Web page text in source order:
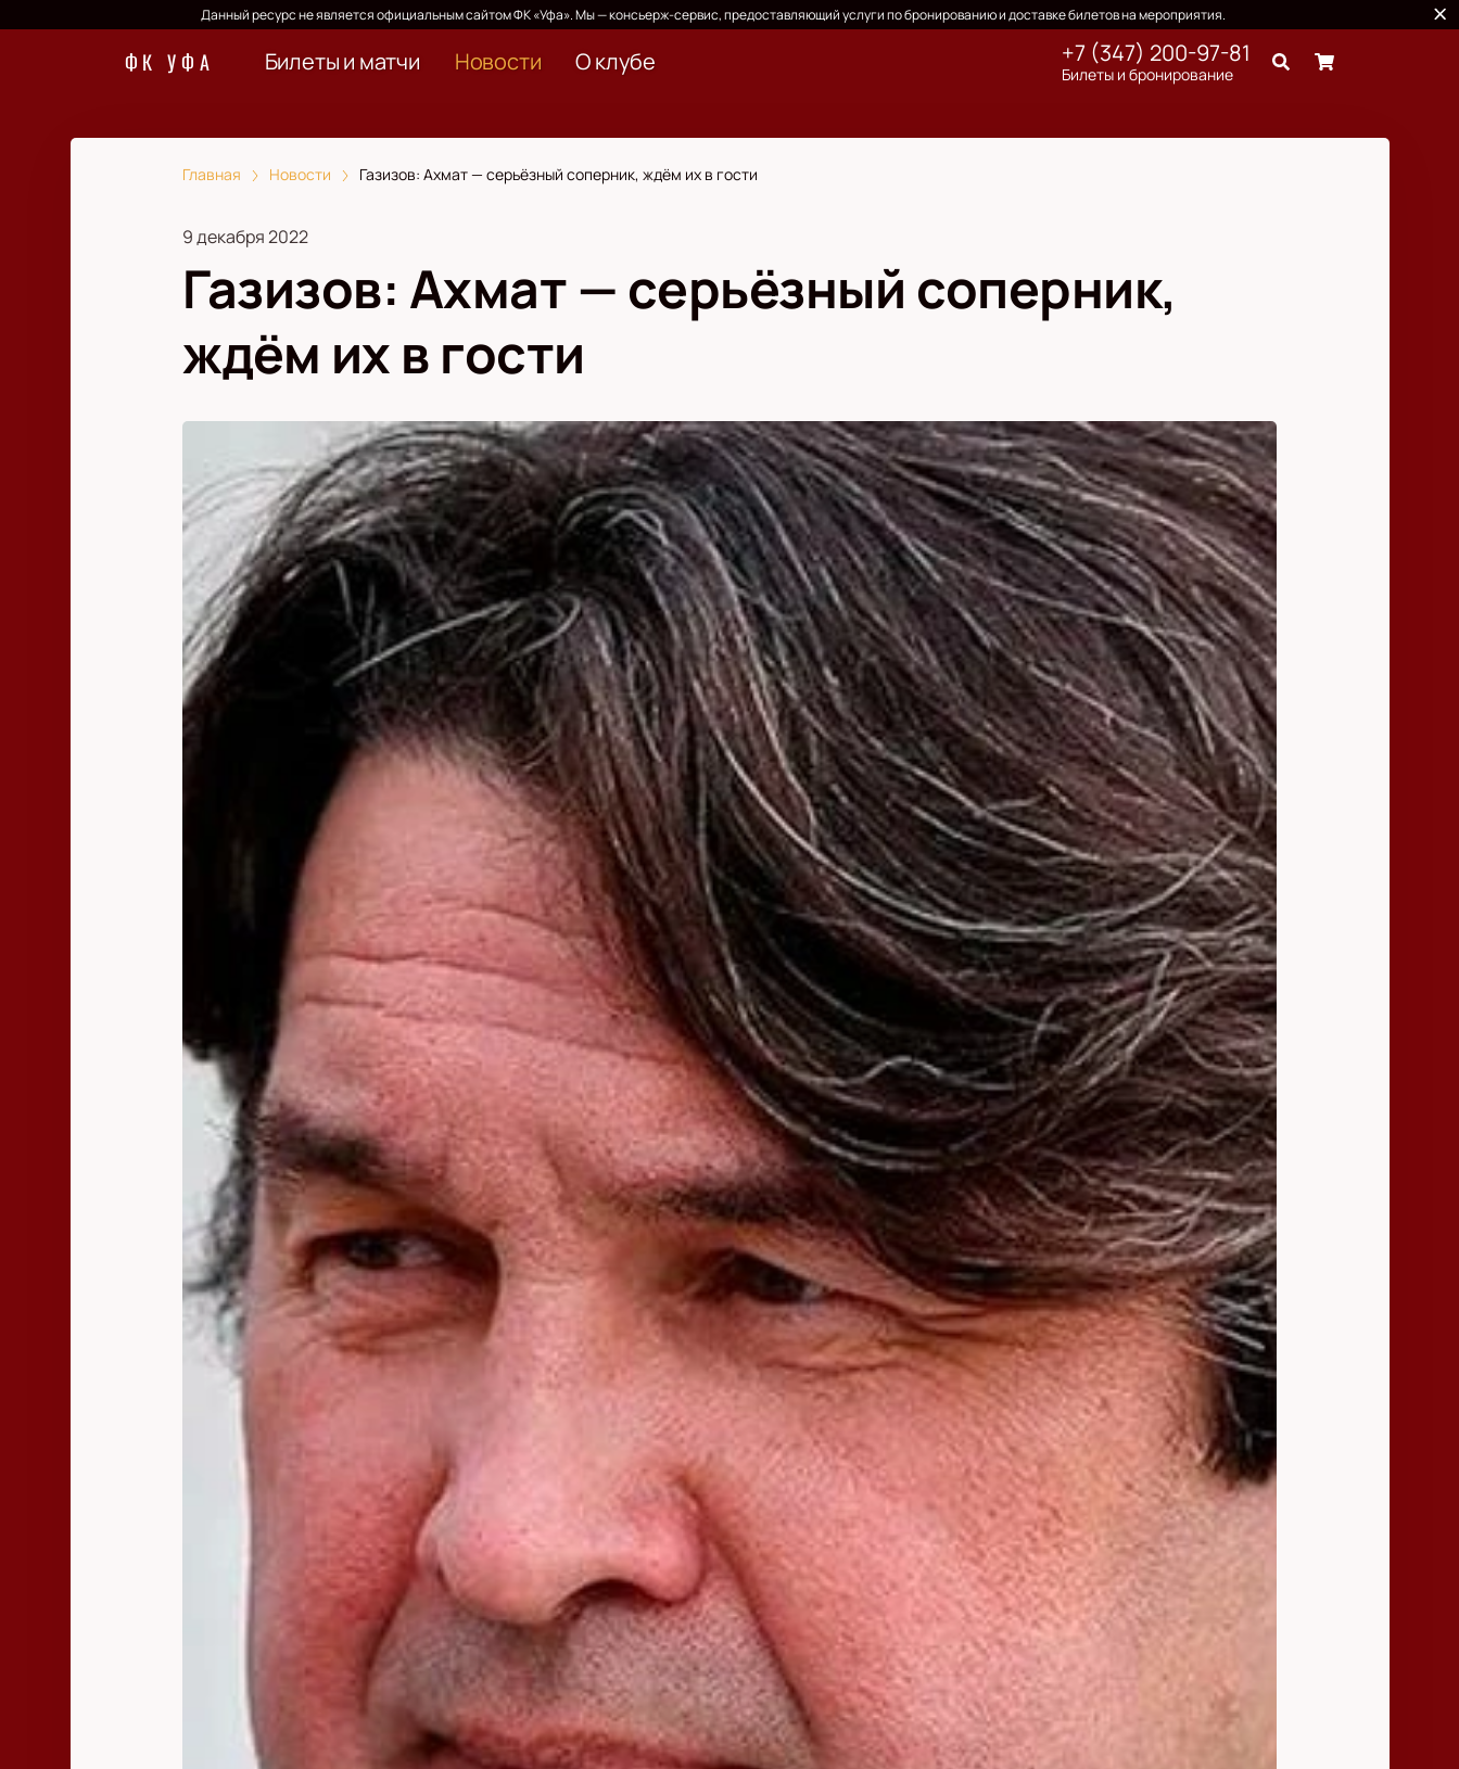
Данный ресурс не является официальным сайтом ФК «Уфа». Мы — консьерж-сервис, предоставляющий услуги по бронированию и доставке билетов на мероприятия.
ФК УФА Билеты и матчи Новости О клубе +7 (347) 200-97-81
Билеты и бронирование
Главная Новости Газизов: Ахмат — серьёзный соперник, ждём их в гости
9 декабря 2022
Газизов: Ахмат — серьёзный соперник,
ждём их в гости